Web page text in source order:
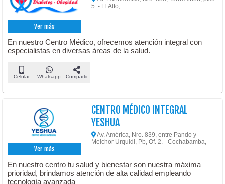
Ver más
5. - El Alto,
En nuestro Centro Médico, ofrecemos atención integral con
especialistas en diversas áreas de la salud.
Celular Whatsapp Compartir
Ver más
CENTRO MÉDICO INTEGRAL
YESHUA
Av. América, Nro. 839, entre Pando y
Melchor Urquidi, Pb, Of. 2. - Cochabamba,
En nuestro centro tu salud y bienestar son nuestra máxima
prioridad, brindamos atención de alta calidad empleando
tecnología avanzada